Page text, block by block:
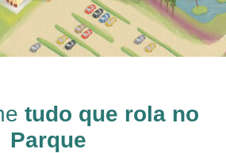
tudo que rola no
Parque